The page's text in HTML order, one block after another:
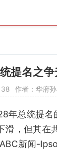
提名之
38 作者：华府
年总统提名
滑，但其在
新闻-